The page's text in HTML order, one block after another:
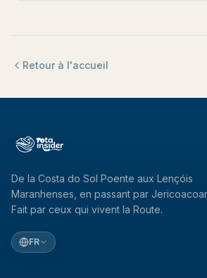
Retour à l'accueil
De la Costa do Sol Poente aux Lençóis
Maranhenses, en passant par
Fait par ceux qui vivent la Route.
FR